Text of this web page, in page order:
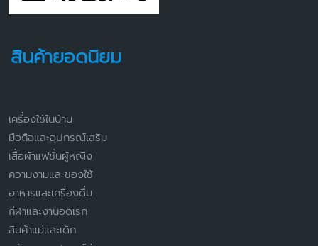
สินค้ายอดนิยม
เครื่องใช้ในบ้าน
มือถือและอุปกรณ์เสริม
เสื้อผ้าแฟชั่นผู้หญิง
ความงามและของใช้
อาหารและเครื่องดื่ม
กีฬาและงานอดิเรก
สินค้าแม่และเด็ก